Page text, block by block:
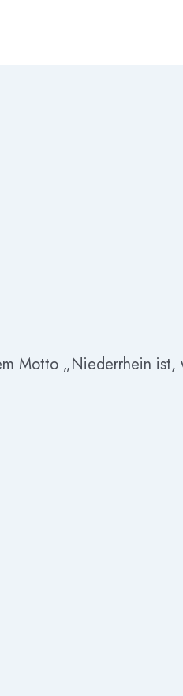
Motto „Niederrhein ist,